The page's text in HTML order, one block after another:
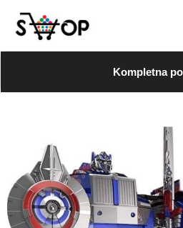
Kompletna